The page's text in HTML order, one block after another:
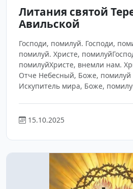
Литания святой
Авильской
Господи, помилуй. Господи,
помилуй. Христе,
помилуйХристе, внемли нам.
Отче Небесный, Боже, помилуй
Искупитель мира, Боже,
15.10.2025